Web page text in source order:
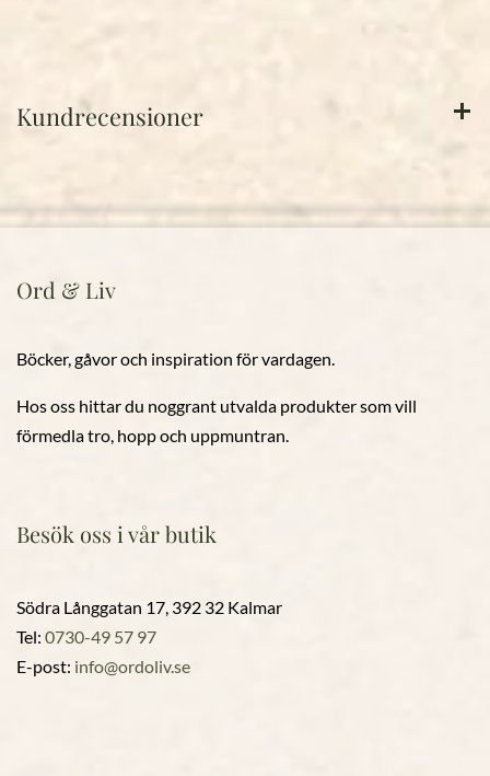
Kundrecensioner
Ord & Liv
Böcker, gåvor och inspiration för vardagen.
Hos oss hittar du noggrant utvalda produkter som vill
förmedla tro, hopp och uppmuntran.
Besök oss i vår butik
Södra Långgatan 17, 392 32 Kalmar
Tel: 0730-49 57 97
E-post: info@ordoliv.se